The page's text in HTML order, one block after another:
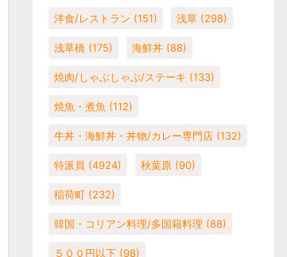
洋食/レストラン (151) 浅草 (298)
浅草橋 (175) 海鮮丼 (88)
焼肉/しゃぶしゃぶ/ステーキ (133)
焼魚・煮魚 (112)
牛丼・海鮮丼・丼物/カレー専門店 (132)
特派員 (4924) 秋葉原 (90)
稲荷町 (232)
韓国・コリアン料理/多国籍料理 (88)
５００円以下 (98)